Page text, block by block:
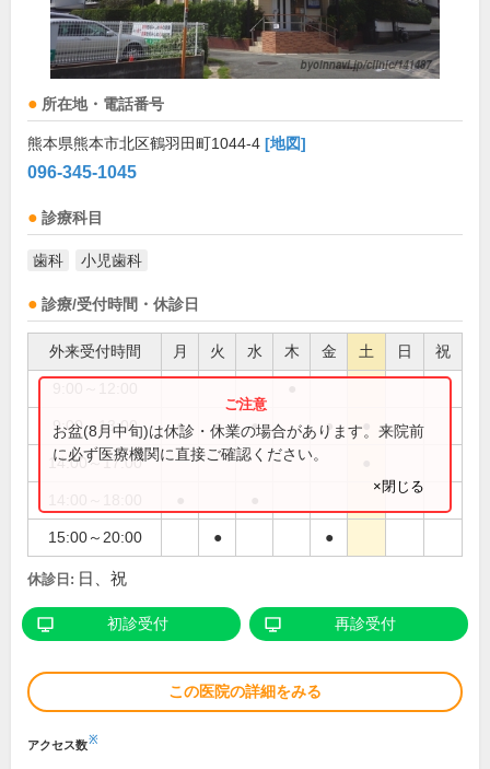
所在地・電話番号
熊本県熊本市北区鶴羽田町1044-4 [地図]
096-345-1045
診療科目
歯科 小児歯科
診療/受付時間・休診日
外来受付時間 月 火 水 木 金 土 日 祝
9:00～13:00 ● ● ● ●
14:00～17:00
15:00～20:00 ● ●
お盆(8月中旬)は休診・休業の場合があります。来院前
に必ず医療機関に直接ご確認ください。
×閉じる
休診日: 日、祝
初診受付 再診受付
この医院の詳細をみる
アクセス数※